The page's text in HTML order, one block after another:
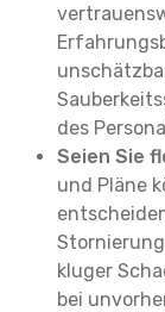
des
Seien Sie
und Pläne
kluger
bei